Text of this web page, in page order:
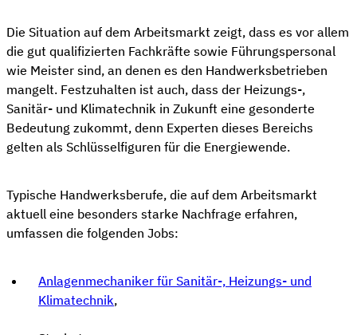
Die Situation auf dem Arbeitsmarkt zeigt, dass es vor allem
die gut qualifizierten Fachkräfte sowie Führungspersonal
wie Meister sind, an denen es den Handwerksbetrieben
mangelt. Festzuhalten ist auch, dass der Heizungs-,
Sanitär- und Klimatechnik in Zukunft eine gesonderte
Bedeutung zukommt, denn Experten dieses Bereichs
gelten als Schlüsselfiguren für die Energiewende.
Typische Handwerksberufe, die auf dem Arbeitsmarkt
aktuell eine besonders starke Nachfrage erfahren,
umfassen die folgenden Jobs:
Anlagenmechaniker für Sanitär-, Heizungs- und
Klimatechnik,